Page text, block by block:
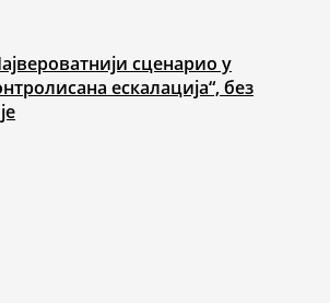
сценарио у
ескалација“, без